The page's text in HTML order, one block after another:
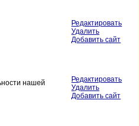
Редактировать
Удалить
Добавить сайт
нашей
Редактировать
Удалить
Добавить сайт